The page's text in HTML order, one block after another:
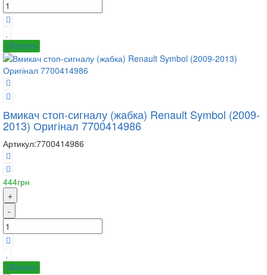
Купити
Вмикач стоп-сигналу (жабка) Renault Symbol (2009-
2013) Оригінал 7700414986
Артикул:7700414986
444грн
+
-
Купити